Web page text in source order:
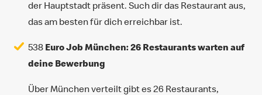
der Hauptstadt präsent. Such dir das Restaurant aus,
das am besten für dich erreichbar ist.
538 Euro Job München: 26 Restaurants warten auf
deine Bewerbung
Über München verteilt gibt es 26 Restaurants,